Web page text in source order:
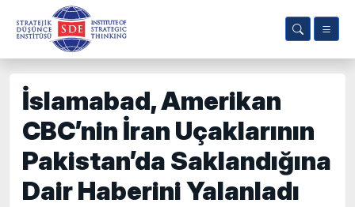
İslamabad, Amerikan
CBC’nin İran Uçaklarının
Pakistan’da Saklandığına
Dair Haberini Yalanladı